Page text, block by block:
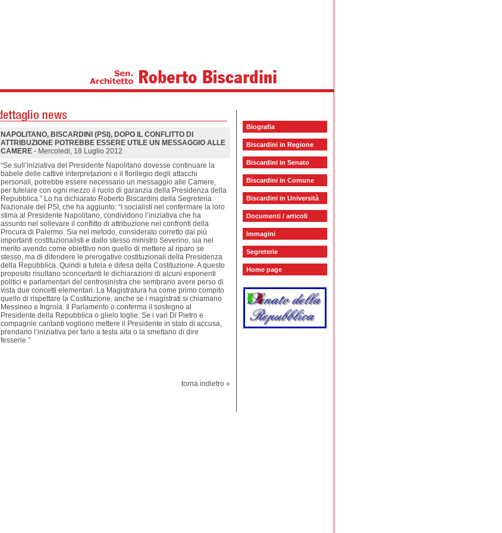
NAPOLITANO, BISCARDINI (PSI), DOPO IL CONFLITTO DI
ATTRIBUZIONE POTREBBE ESSERE UTILE UN MESSAGGIO ALLE
CAMERE - Mercoledi, 18 Luglio 2012
“Se sull’iniziativa del Presidente Napolitano dovesse continuare la
babele delle cattive interpretazioni e il florilegio degli attacchi
personali, potrebbe essere necessario un messaggio alle Camere,
per tutelare con ogni mezzo il ruolo di garanzia della Presidenza della
Repubblica.” Lo ha dichiarato Roberto Biscardini della Segreteria
Nazionale del PSI, che ha aggiunto: “I socialisti nel confermare la loro
stima al Presidente Napolitano, condividono l’iniziativa che ha
assunto nel sollevare il conflitto di attribuzione nei confronti della
Procura di Palermo. Sia nel metodo, considerato corretto dai più
importanti costituzionalisti e dallo stesso ministro Severino, sia nel
merito avendo come obiettivo non quello di mettere al riparo se
stesso, ma di difendere le prerogative costituzionali della Presidenza
della Repubblica. Quindi a tutela e difesa della Costituzione. A questo
proposito risultano sconcertanti le dichiarazioni di alcuni esponenti
politici e parlamentari del centrosinistra che sembrano avere perso di
vista due concetti elementari. La Magistratura ha come primo compito
quello di rispettare la Costituzione, anche se i magistrati si chiamano
Messineo e Ingroia. Il Parlamento o conferma il sostegno al
Presidente della Repubblica o glielo toglie. Se i vari Di Pietro e
compagnie cantanti vogliono mettere il Presidente in stato di accusa,
prendano l’iniziativa per farlo a testa alta o la smettano di dire
fesserie.”
torna indietro »
Biografia
Biscardini in Regione
Biscardini in Senato
Biscardini in Comune
Biscardini in Università
Documenti / articoli
Immagini
Segreterie
Home page